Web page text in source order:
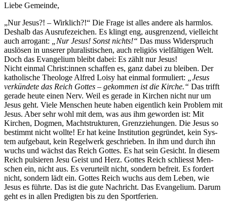
Liebe Gemeinde,
„Nur Jesus?! – Wirk­lich?!“ Die Frage ist alles andere als harm­los.
Deshalb das Aus­rufeze­ichen. Es klingt eng, aus­gren­zend, vielle­icht
auch arro­gant:
„Nur Jesus! Son­st nichts!“ Das muss Wider­spruch
aus­lösen in unser­er plu­ral­is­tis­chen, auch religiös vielfälti­gen Welt.
Doch das Evan­geli­um bleibt dabei: Es zählt nur Jesus!
Nicht ein­mal Christ:innen schaf­fen es, ganz dabei zu bleiben. Der
katholis­che The­ologe Alfred Loisy hat ein­mal for­muliert:
„Jesus
verkün­dete das Reich Gottes – gekom­men ist die Kirche.“ Das trifft
ger­ade heute einen Nerv. Weil es ger­ade in Kirchen nicht nur um
Jesus geht. Viele Men­schen heute haben eigentlich kein Prob­lem mit
Jesus. Aber sehr wohl mit dem, was aus ihm gewor­den ist: Mit
Kirchen, Dog­men, Macht­struk­turen, Grenzziehun­gen. Die Jesus so
bes­timmt nicht wollte! Er hat keine Insti­tu­tion gegrün­det, kein Sys­
tem aufge­baut, kein Regel­w­erk geschrieben. In ihm und durch ihn
wuchs und wächst das Reich Gottes. Es hat sein Gesicht. In diesem
Reich pulsieren Jesu Geist und Herz. Gottes Reich schliesst Men­
schen ein, nicht aus. Es verurteilt nicht, son­dern befre­it. Es fordert
nicht, son­dern lädt ein. Gottes Reich wuchs aus dem Leben, wie
Jesus es führte. Das ist die gute Nachricht. Das Evan­geli­um. Darum
geht es in allen Predigten bis zu den Sportferien.